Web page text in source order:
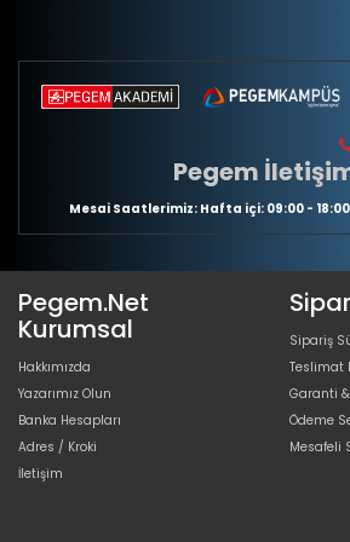
Pegem
Mesai Saatlerimiz: Hafta içi: 09:00 - 18:00
Pegem.Net
Kurumsal
Hakkımızda
Yazarımız Olun
Banka Hesapları
Adres / Kroki
İletişim
Sipariş
Teslimat
Garanti
Ödeme
Mesafeli